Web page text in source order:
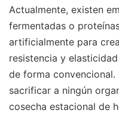
Actualmente, existen
fermentadas o
artificialmente para
resistencia y
de forma convencional.
sacrificar a ningún
cosecha estacional de